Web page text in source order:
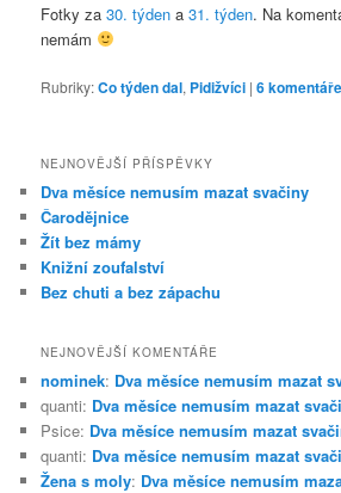
Fotky za30. týden a31. týden. Na
nemám
Rubriky:Co týden dal, Pidižvíci |6komentáře
NEJNOVĚJŠÍ PŘÍSPĚVKY
Dva měsíce nemusím mazat svačiny
Čarodějnice
Žít bez mámy
Knižní zoufalství
Bez chuti a bez zápachu
NEJNOVĚJŠÍ KOMENTÁŘE
nominek: Dva měsíce nemusím mazat
quanti: Dva měsíce nemusím mazat
Psice: Dva měsíce nemusím mazat
quanti: Dva měsíce nemusím mazat
Žena s moly: Dva měsíce nemusím